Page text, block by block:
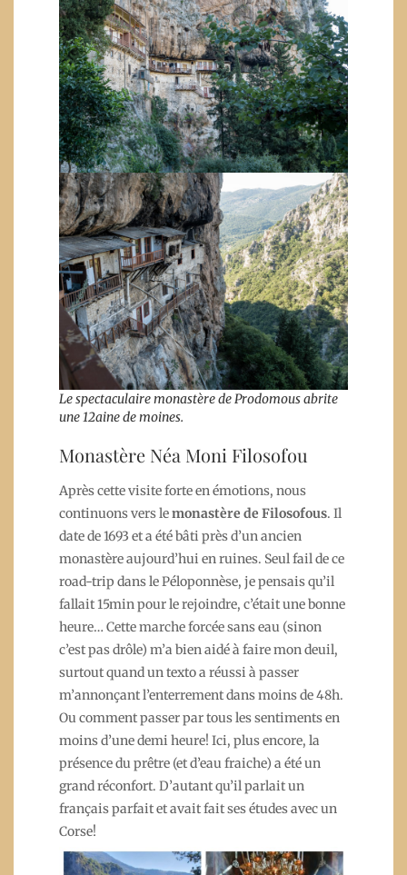
Le spectaculaire monastère de Prodomous abrite
une 12aine de moines.
Monastère Néa Moni Filosofou
Après cette visite forte en émotions, nous
continuons vers lemonastère de Filosofous. Il
date de 1693 et a été bâti près d’un ancien
monastère aujourd’hui en ruines. Seul fail de ce
road-trip dans le Péloponnèse, je pensais qu’il
fallait 15min pour le rejoindre, c’était une bonne
heure… Cette marche forcée sans eau (sinon
c’est pas drôle) m’a bien aidé à faire mon deuil,
surtout quand un texto a réussi à passer
m’annonçant l’enterrement dans moins de 48h.
Ou comment passer par tous les sentiments en
moins d’une demi heure! Ici, plus encore, la
présence du prêtre (et d’eau fraiche) a été un
grand réconfort. D’autant qu’il parlait un
français parfait et avait fait ses études avec un
Corse!